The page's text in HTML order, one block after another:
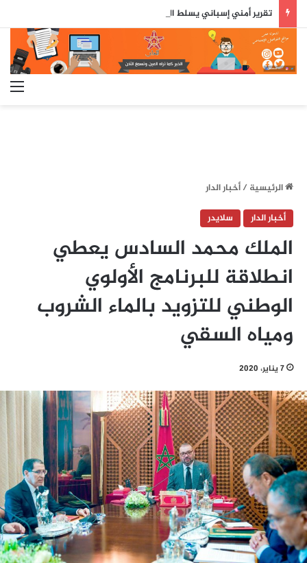
الرئيسية/أخبار الدار
أخبار الدار
سلايدر
الملك محمد السادس يعطي
انطلاقة للبرنامج الأولوي
الوطني للتزويد بالماء الشروب
ومياه السقي
7 يناير، 2020